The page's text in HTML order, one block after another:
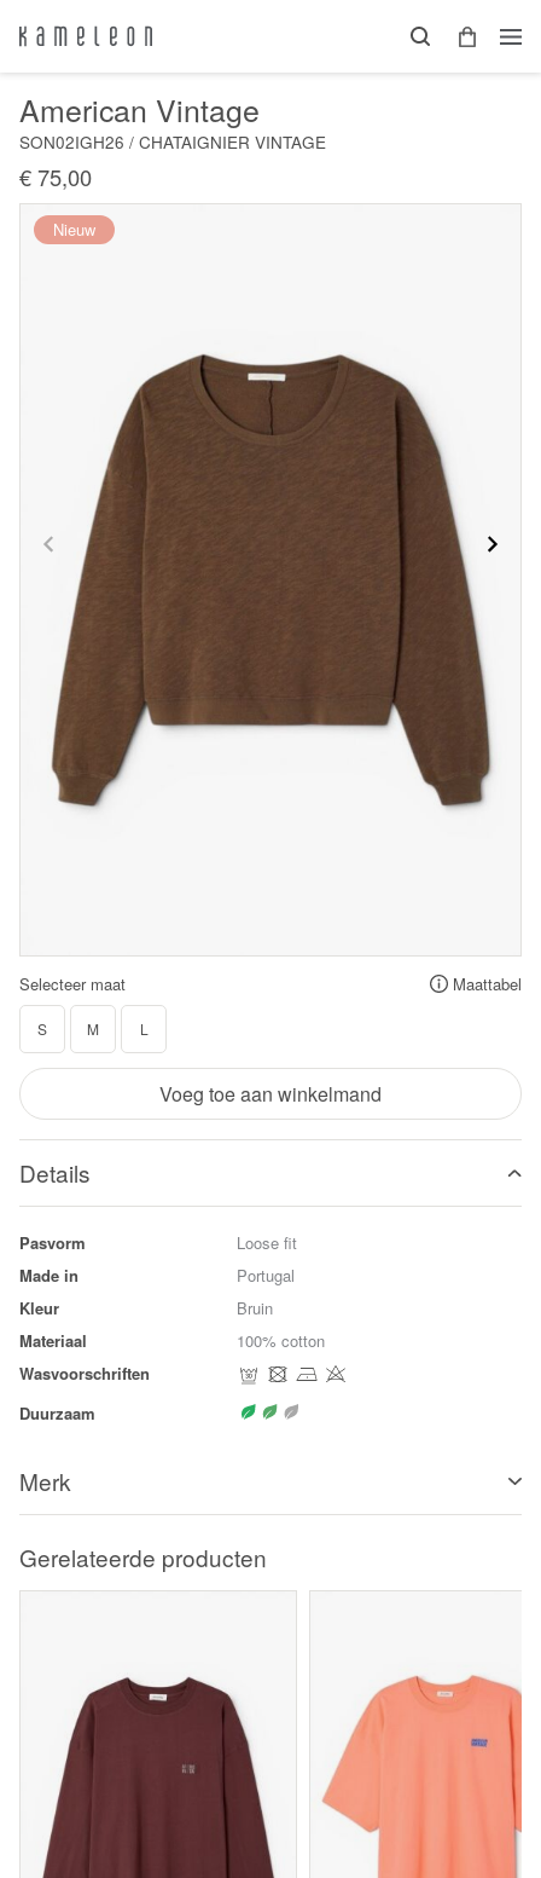
American Vintage
SON02IGH26 / CHATAIGNIER VINTAGE
€ 75,00
Nieuw
Selecteer maat Maattabel
S M L
Voeg toe aan winkelmand
Details
Pasvorm
Loose fit
Made in
Portugal
Kleur
Bruin
Materiaal
100% cotton
Wasvoorschriften
Duurzaam
Merk
Gerelateerde producten